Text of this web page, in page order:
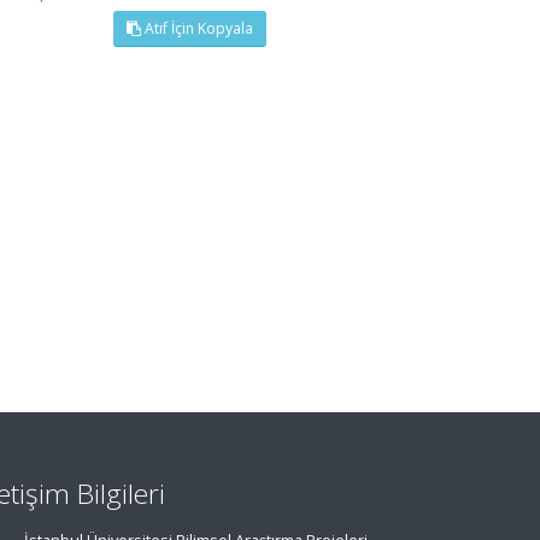
Atıf İçin Kopyala
Bilgileri